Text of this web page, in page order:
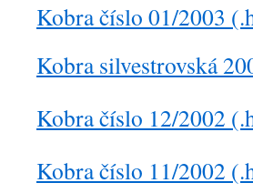
Kobra číslo 01/2003
Kobra silvestrovská
Kobra číslo 12/2002
Kobra číslo 11/2002